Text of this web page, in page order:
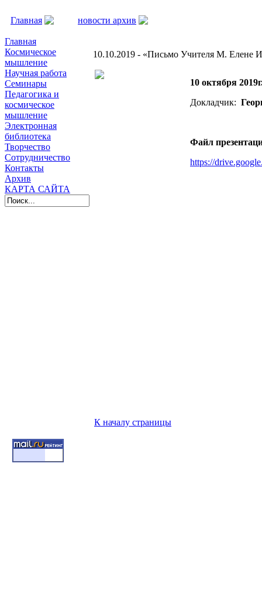
Главная новости архив
Главная
Космическое
мышление
Научная работа
Семинары
Педагогика и
космическое
мышление
Электронная
библиотека
Творчество
Сотрудничество
Контакты
Архив
КАРТА САЙТА
10.10.2019 - «Письмо Учителя М. Елене
10 октября
Докладчик:
Файл
https://
К началу страницы